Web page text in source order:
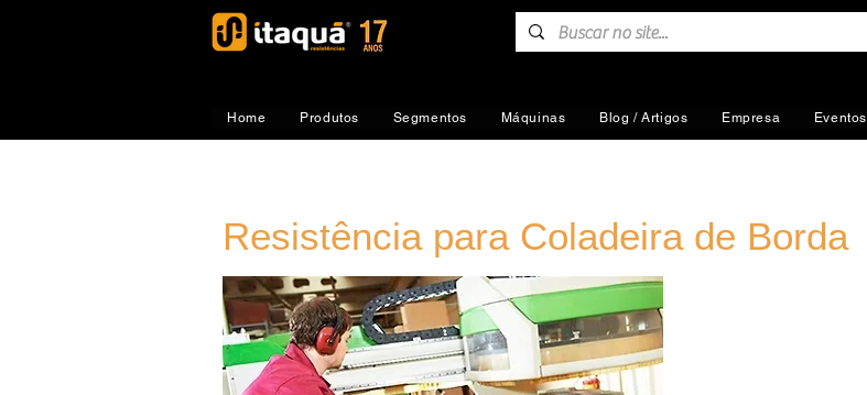
Home Produtos Segmentos Máquinas Blog / Artigos Empresa Eventos
Resistência para Coladeira de Borda